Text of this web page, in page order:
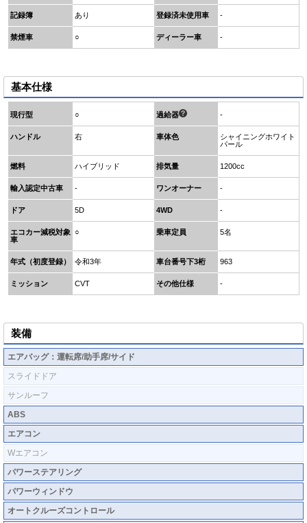
記録簿 あり 登録済未使用車 -
禁煙車 ○ ディーラー車 -
基本仕様
現行型 ○ 過給器 -
ハンドル 右 車体色
シャイニングホワイト
パール
燃料 ハイブリッド 排気量 1200cc
輸入認定中古車 - ワンオーナー -
ドア 5D 4WD -
エコカー減税対象
車
○ 乗車定員 5名
年式（初度登録） 令和3年 車台番号下3桁 963
ミッション CVT その他仕様 -
装備
エアバッグ：運転席/助手席/サイド
スライドドア
サンルーフ
ABS
エアコン
Wエアコン
パワーステアリング
パワーウィンドウ
オートクルーズコントロール